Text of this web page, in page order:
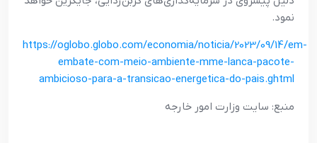
نمود.
https://oglobo.globo.com/economia/noticia/2023/09/14/em-
embate-com-meio-ambiente-mme-lanca-pacote-
ambicioso-para-a-transicao-energetica-do-pais.ghtml
منبع: سايت وزارت امور خارجه